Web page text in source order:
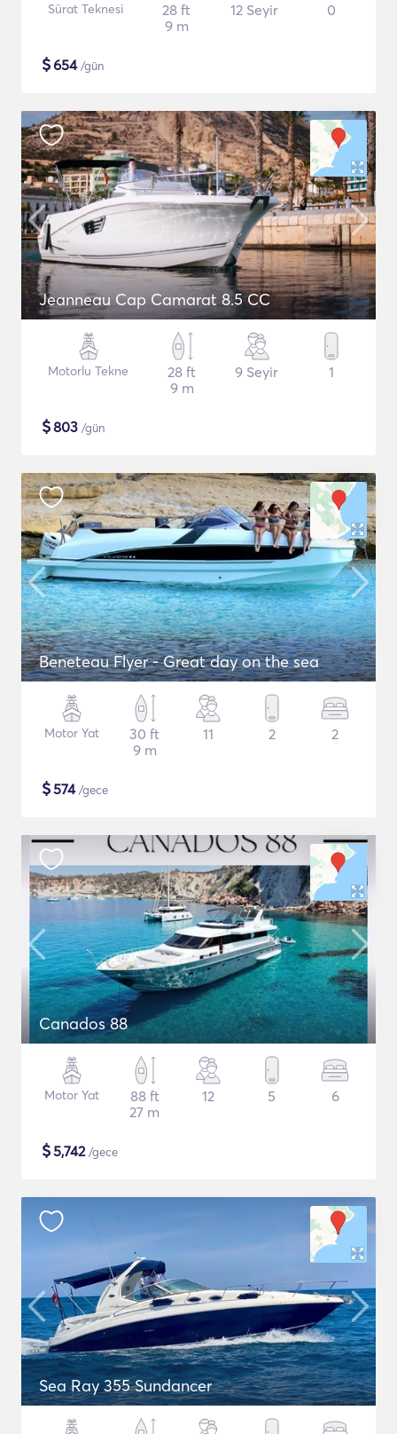
Sürat Teknesi
28 ft
9 m
12 Seyir 0
$654/gün
Jeanneau Cap Camarat 8.5 CC
Motorlu Tekne
28 ft
9 m
9 Seyir 1
$803 /gün
Beneteau Flyer - Great day on the sea
Motor Yat
30 ft
9 m
11 2 2
$574/gece
Canados 88
Motor Yat
88 ft
27 m
12 5 6
$5,742/gece
Sea Ray 355 Sundancer